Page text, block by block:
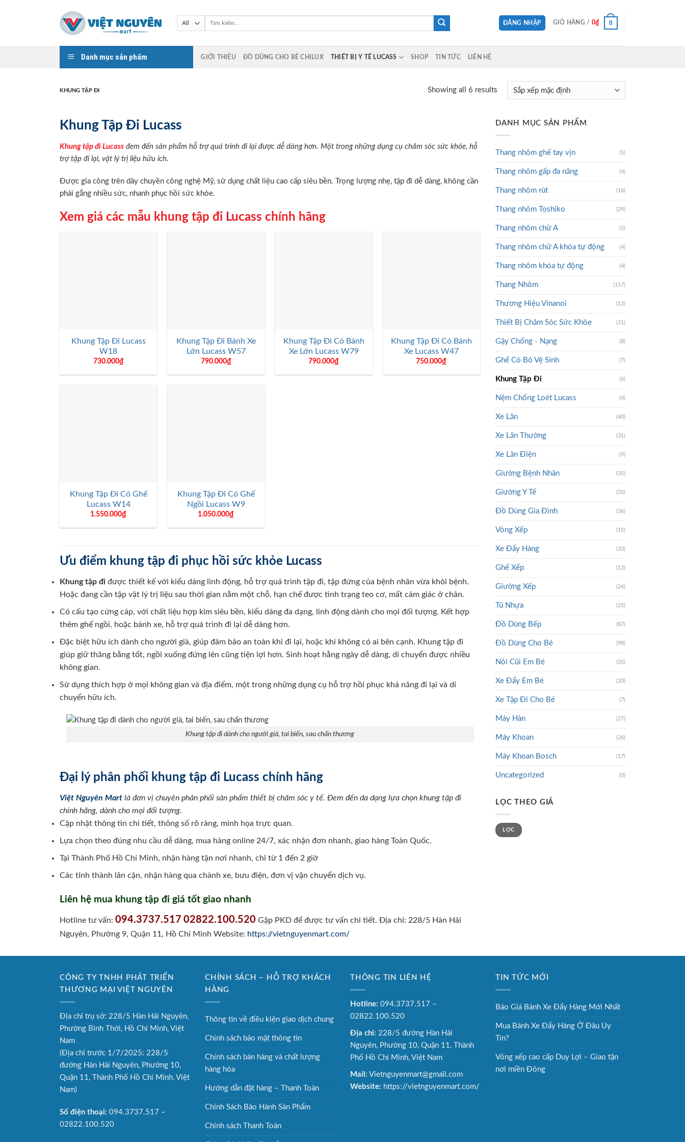
ĐĂNG NHẬP GIỎ HÀNG / 0₫ 0
Danh mục sản phẩm GIỚI THIỆU ĐỒ DÙNG CHO BÉ CHILUX THIẾT BỊ Y TẾ LUCASS SHOP TIN TỨC LIÊN HỆ
KHUNG TẬP ĐI Showing all 6 results
Khung Tập Đi Lucass
Khung tập đi Lucass đem đến sản phẩm hỗ trợ quá trình đi lại được dễ dàng hơn. Một trong những dụng cụ chăm sóc sức khỏe, hỗ
trợ tập đi lại, vật lý trị liệu hữu ích.
Được gia công trên dây chuyền công nghệ Mỹ, sử dụng chất liệu cao cấp siêu bền. Trọng lượng nhẹ, tập đi dễ dàng, không cần
phải gắng nhiều sức, nhanh phục hồi sức khỏe.
Xem giá các mẫu khung tập đi Lucass chính hãng
Khung Tập Đi Lucass
W18
730.000₫
Khung Tập Đi Bánh Xe
Lớn Lucass W57
790.000₫
Khung Tập Đi Có Bánh
Xe Lớn Lucass W79
790.000₫
Khung Tập Đi Có Bánh
Xe Lucass W47
750.000₫
Khung Tập Đi Có Ghế
Lucass W14
1.550.000₫
Khung Tập Đi Có Ghế
Ngồi Lucass W9
1.050.000₫
Ưu điểm khung tập đi phục hồi sức khỏe Lucass
Khung tập đi được thiết kế với kiểu dáng linh động, hỗ trợ quá trình tập đi, tập đứng của bệnh nhân vừa khỏi bệnh.
Hoặc đang cần tập vật lý trị liệu sau thời gian nằm một chỗ, hạn chế được tình trạng teo cơ, mất cảm giác ở chân.
Có cấu tạo cứng cáp, với chất liệu hợp kim siêu bền, kiểu dáng đa dạng, linh động dành cho mọi đối tượng. Kết hợp
thêm ghế ngồi, hoặc bánh xe, hỗ trợ quá trình đi lại dễ dàng hơn.
Đặc biệt hữu ích dành cho người già, giúp đảm bảo an toàn khi đi lại, hoặc khi không có ai bên cạnh. Khung tập đi
giúp giữ thăng bằng tốt, ngồi xuống đứng lên cũng tiện lợi hơn. Sinh hoạt hằng ngày dễ dàng, di chuyển được nhiều
không gian.
Sử dụng thích hợp ở mọi không gian và địa điểm, một trong những dụng cụ hỗ trợ hồi phục khả năng đi lại và di
chuyển hữu ích.
Khung tập đi dành cho người già, tai biến, sau chấn thương
Đại lý phân phối khung tập đi Lucass chính hãng
Việt Nguyên Mart là đơn vị chuyên phân phối sản phẩm thiết bị chăm sóc y tế. Đem đến da dạng lựa chọn khung tập đi
chính hãng, dành cho mọi đối tượng.
Cập nhật thông tin chi tiết, thông số rõ ràng, minh họa trực quan.
Lựa chọn theo đúng nhu cầu dễ dàng, mua hàng online 24/7, xác nhận đơn nhanh, giao hàng Toàn Quốc.
Tại Thành Phố Hồ Chí Minh, nhận hàng tận nơi nhanh, chỉ từ 1 đến 2 giờ
Các tỉnh thành lân cận, nhận hàng qua chành xe, bưu điện, đơn vị vận chuyển dịch vụ.
Liên hệ mua khung tập đi giá tốt giao nhanh
Hotline tư vấn: 094.3737.517 02822.100.520 Gặp PKD để được tư vấn chi tiết. Địa chỉ: 228/5 Hàn Hải
Nguyên, Phường 9, Quận 11, Hồ Chí Minh Website: https://vietnguyenmart.com/
DANH MỤC SẢN PHẨM
Thang nhôm ghế tay vịn (5)
Thang nhôm gấp đa năng (4)
Thang nhôm rút (16)
Thang nhôm Toshiko (29)
Thang nhôm chữ A (5)
Thang nhôm chữ A khóa tự động (4)
Thang nhôm khóa tự động (4)
Thang Nhôm (157)
Thương Hiệu Vinanoi (12)
Thiết Bị Chăm Sóc Sức Khỏe (21)
Gậy Chống - Nạng (8)
Ghế Có Bô Vệ Sinh (7)
Khung Tập Đi (6)
Nệm Chống Loét Lucass (4)
Xe Lăn (40)
Xe Lăn Thường (31)
Xe Lăn Điện (9)
Giường Bệnh Nhân (35)
Giường Y Tế (35)
Đồ Dùng Gia Đình (36)
Võng Xếp (15)
Xe Đẩy Hàng (20)
Ghế Xếp (12)
Giường Xếp (26)
Tủ Nhựa (25)
Đồ Dùng Bếp (87)
Đồ Dùng Cho Bé (98)
Nôi Cũi Em Bé (35)
Xe Đẩy Em Bé (20)
Xe Tập Đi Cho Bé (7)
Máy Hàn (27)
Máy Khoan (26)
Máy Khoan Bosch (17)
Uncategorized (0)
LỌC THEO GIÁ
Giá
tối
thiểu
Giá
tối
đa
LỌC
CÔNG TY TNHH PHÁT TRIỂN
THƯƠNG MẠI VIỆT NGUYÊN
Địa chỉ trụ sở: 228/5 Hàn Hải Nguyên,
Phường Bình Thới, Hồ Chí Minh, Việt
Nam
(Địa chỉ trước 1/7/2025: 228/5
đường Hàn Hải Nguyên, Phường 10,
Quận 11, Thành Phố Hồ Chí Minh, Việt
Nam)
Số điện thoại: 094.3737.517 –
02822.100.520
CHÍNH SÁCH – HỖ TRỢ KHÁCH
HÀNG
Thông tin về điều kiện giao dịch chung
Chính sách bảo mật thông tin
Chính sách bán hàng và chất lượng
hàng hóa
Hướng dẫn đặt hàng – Thanh Toán
Chính Sách Bảo Hành Sản Phẩm
Chính sách Thanh Toán
THÔNG TIN LIÊN HỆ
Hotline: 094.3737.517 –
02822.100.520
Địa chỉ: 228/5 đường Hàn Hải
Nguyên, Phường 10, Quận 11, Thành
Phố Hồ Chí Minh, Việt Nam
Mail: Vietnguyenmart@gmail.com
Website: https://vietnguyenmart.com/
TIN TỨC MỚI
Báo Giá Bánh Xe Đẩy Hàng Mới Nhất
Mua Bánh Xe Đẩy Hàng Ở Đâu Uy
Tín?
Võng xếp cao cấp Duy Lợi – Giao tận
nơi miền Đông